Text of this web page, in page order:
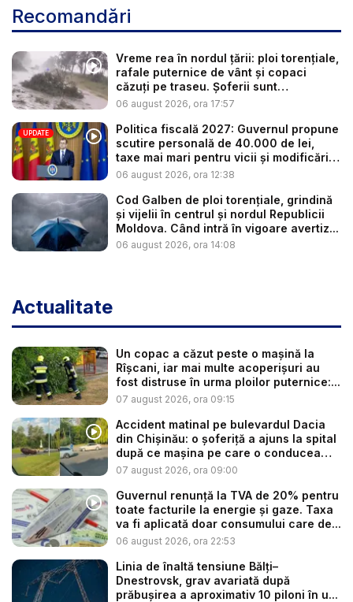
Recomandări
Vreme rea în nordul țării: ploi torențiale,
rafale puternice de vânt și copaci
căzuți pe traseu. Șoferii sunt
îndemnaț...
06 august 2026, ora 17:57
UPDATE
Politica fiscală 2027: Guvernul propune
scutire personală de 40.000 de lei,
taxe mai mari pentru vicii și modificări
l...
06 august 2026, ora 12:38
Cod Galben de ploi torențiale, grindină
și vijelii în centrul și nordul Republicii
Moldova. Când intră în vigoare avertiz...
06 august 2026, ora 14:08
Actualitate
Un copac a căzut peste o mașină la
Rîșcani, iar mai multe acoperișuri au
fost distruse în urma ploilor puternice:...
07 august 2026, ora 09:15
Accident matinal pe bulevardul Dacia
din Chișinău: o șoferiță a ajuns la spital
după ce mașina pe care o conducea
s-...
07 august 2026, ora 09:00
Guvernul renunță la TVA de 20% pentru
toate facturile la energie și gaze. Taxa
va fi aplicată doar consumului care de...
06 august 2026, ora 22:53
Linia de înaltă tensiune Bălți–
Dnestrovsk, grav avariată după
prăbușirea a aproximativ 10 piloni în u...